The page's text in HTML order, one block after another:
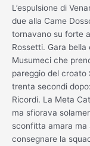
L’espulsione di
due alla Came
tornavano su forte
Rossetti. Gara
Musumeci che
pareggio del croato
trenta secondi
Ricordi. La Meta
ma sfiorava
sconfitta amara ma
consegnare la